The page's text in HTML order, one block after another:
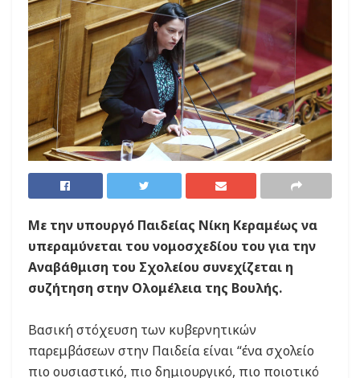
Με την υπουργό Παιδείας Νίκη Κεραμέως να
υπεραμύνεται του νομοσχεδίου του για την
Αναβάθμιση του Σχολείου συνεχίζεται η
συζήτηση στην Ολομέλεια της Βουλής.
Βασική στόχευση των κυβερνητικών
παρεμβάσεων στην Παιδεία είναι “ένα σχολείο
πιο ουσιαστικό, πιο δημιουργικό, πιο ποιοτικό